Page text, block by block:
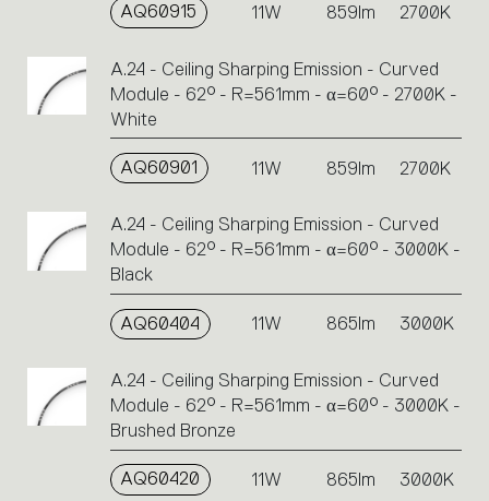
AQ60915 11W 859lm 2700K
A.24 - Ceiling Sharping Emission - Curved
Module - 62° - R=561mm - α=60° - 2700K -
White
AQ60901 11W 859lm 2700K
A.24 - Ceiling Sharping Emission - Curved
Module - 62° - R=561mm - α=60° - 3000K -
Black
AQ60404 11W 865lm 3000K
A.24 - Ceiling Sharping Emission - Curved
Module - 62° - R=561mm - α=60° - 3000K -
Brushed Bronze
AQ60420 11W 865lm 3000K